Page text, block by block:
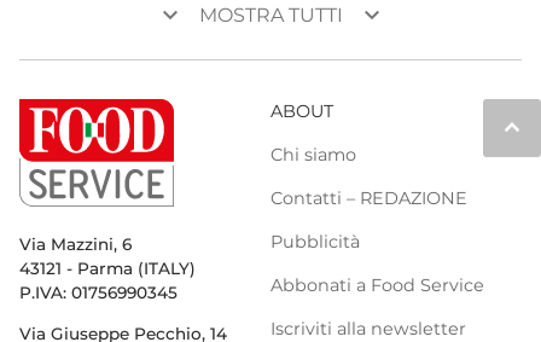
keyboard_arrow_down MOSTRA TUTTI keyboard_arrow_down
keyboard_arrow_up
Via Mazzini, 6
43121 - Parma (ITALY)
P.IVA: 01756990345
Via Giuseppe Pecchio, 14
ABOUT
Chi siamo
Contatti – REDAZIONE
Pubblicità
Abbonati a Food Service
Iscriviti alla newsletter